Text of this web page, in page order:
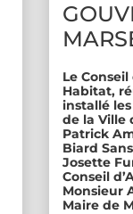
Le
Habitat,
installé
de la Ville
Patrick
Biard
Josette
Conseil
Monsieur
Maire de